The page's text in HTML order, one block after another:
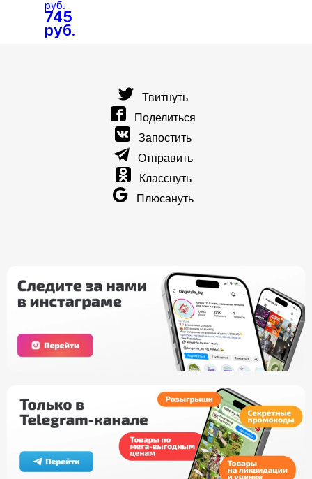
745
руб.
руб.
Твитнуть
Поделиться
Запостить
Отправить
Класснуть
Плюсануть